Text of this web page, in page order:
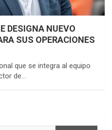
DESIGNA NUEVO
SUS OPERACIONES
que se integra al equipo
de…